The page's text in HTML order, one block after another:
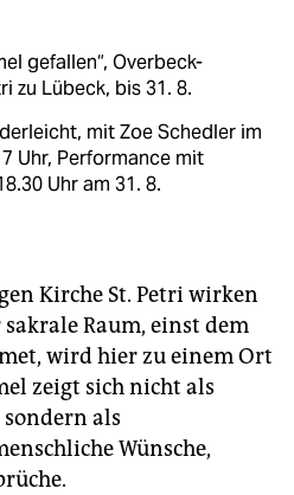
gefallen“, Overbeck-
zu Lübeck, bis 31. 8.
mit Zoe Schedler im
Uhr, Performance mit
Uhr am 31. 8.
Kirche St. Petri wirken
Raum, einst dem
wird hier zu einem Ort
zeigt sich nicht als
als
Wünsche,